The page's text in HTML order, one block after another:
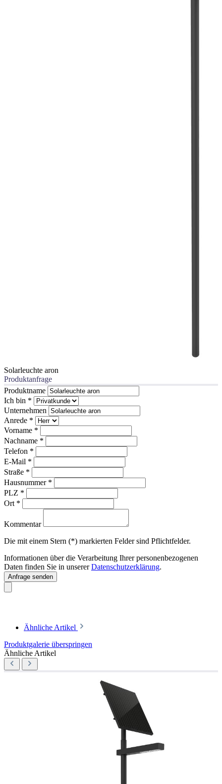
Solarleuchte aron
Produktanfrage
Produktname
Ich bin *
Unternehmen
Anrede *
Vorname *
Nachname *
Telefon *
E-Mail *
Straße *
Hausnummer *
PLZ *
Ort *
Kommentar
Die mit einem Stern (*) markierten Felder sind Pflichtfelder.
Informationen über die Verarbeitung Ihrer personenbezogenen
Daten finden Sie in unsererDatenschutzerklärung.
Anfrage senden
Ähnliche Artikel
Produktgalerie überspringen
Ähnliche Artikel